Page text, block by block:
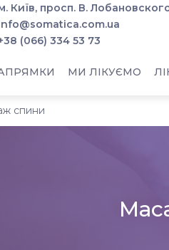
Київ, просп. В.
(066) 334 53 73
МИ ЛІКУЄМО
спини